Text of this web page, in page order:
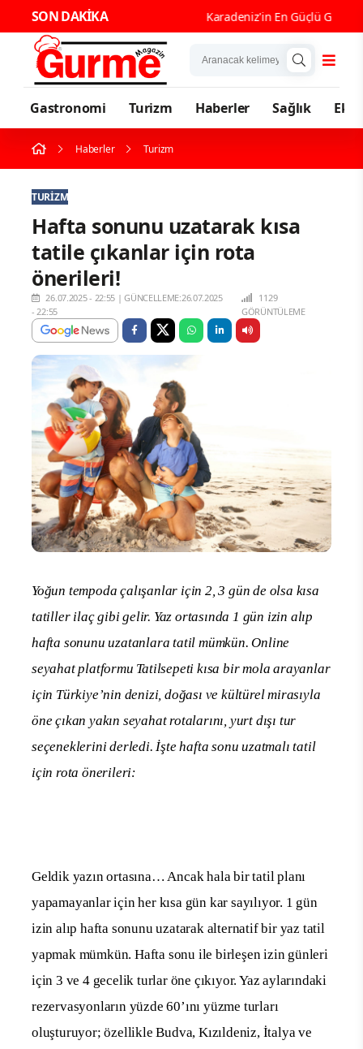
SON DAKİKA Karadeniz'in En Güçlü
Gastronomi Turizm Haberler Sağlık
Haberler Turizm
TURIZM
Hafta sonunu uzatarak kısa
tatile çıkanlar için rota
önerileri!
26.07.2025 - 22:55 |GÜNCELLEME:26.07.2025
- 22:55
1129
GÖRÜNTÜLEME
Yoğun tempoda çalışanlar için 2, 3 gün de olsa kısa
tatiller ilaç gibi gelir. Yaz ortasında 1 gün izin alıp
hafta sonunu uzatanlara tatil mümkün. Online
seyahat platformu Tatilsepeti kısa bir mola arayanlar
için Türkiye’nin denizi, doğası ve kültürel mirasıyla
öne çıkan yakın seyahat rotalarını, yurt dışı tur
seçeneklerini derledi. İşte hafta sonu uzatmalı tatil
için rota önerileri:
Geldik yazın ortasına… Ancak hala bir tatil planı
yapamayanlar için her kısa gün kar sayılıyor. 1 gün
izin alıp hafta sonunu uzatarak alternatif bir yaz tatil
yapmak mümkün. Hafta sonu ile birleşen izin günleri
için 3 ve 4 gecelik turlar öne çıkıyor. Yaz aylarındaki
rezervasyonların yüzde 60’ını yüzme turları
oluşturuyor; özellikle Budva, Kızıldeniz, İtalya ve